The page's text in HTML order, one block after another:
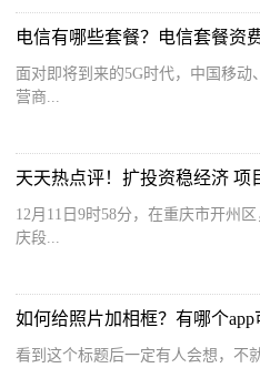
电信有哪些套餐？电信套餐资
面对即将到来的5G时代，中国移
营商...
天天热点评！扩投资稳经济 项
12月11日9时58分，在重庆市开州
庆段...
如何给照片加相框？有哪个app
看到这个标题后一定有人会想，不